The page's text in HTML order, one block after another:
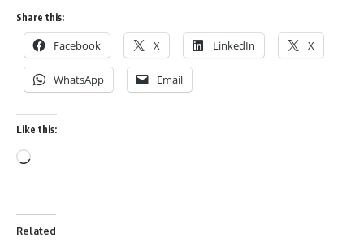
Share this:
Facebook X LinkedIn X
WhatsApp Email
Like this:
Related